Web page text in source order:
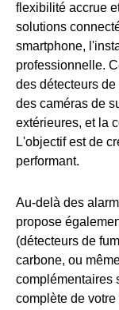
flexibilité accrue
solutions
smartphone,
professionnelle.
des détecteurs
des caméras de
extérieures, et la
L'objectif est de
performant.
Au-delà des
propose
(détecteurs de
carbone, ou
complémentaires
complète de